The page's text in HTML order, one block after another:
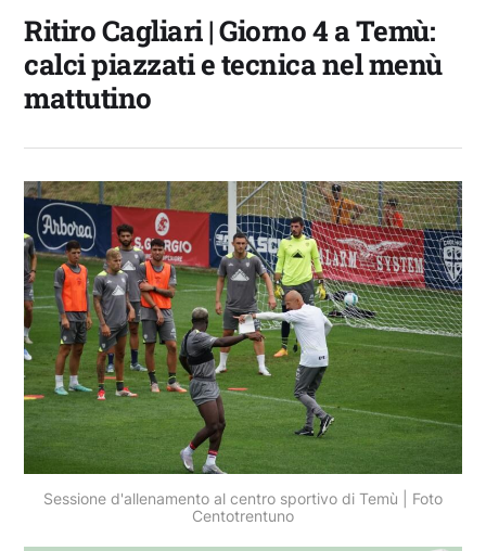
Ritiro Cagliari | Giorno 4 a Temù:
calci piazzati e tecnica nel menù
mattutino
Sessione d'allenamento al centro sportivo di Temù | Foto
Centotrentuno